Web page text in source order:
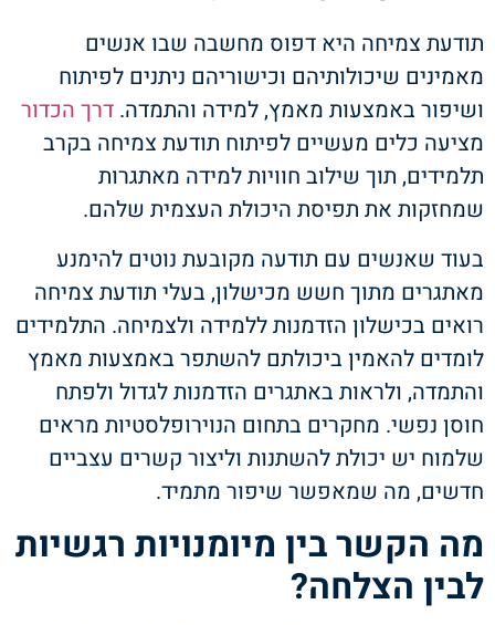
תודעת צמיחה היא דפוס מחשבה שבו אנשים
מאמינים שיכולותיהם וכישוריהם ניתנים לפיתוח
ושיפור באמצעות מאמץ, למידה והתמדה. דרך הכדור
מציעה כלים מעשיים לפיתוח תודעת צמיחה בקרב
תלמידים, תוך שילוב חוויות למידה מאתגרות
שמחזקות את תפיסת היכולת העצמית שלהם.
בעוד שאנשים עם תודעה מקובעת נוטים להימנע
מאתגרים מתוך חשש מכישלון, בעלי תודעת צמיחה
רואים בכישלון הזדמנות ללמידה ולצמיחה. התלמידים
לומדים להאמין ביכולתם להשתפר באמצעות מאמץ
והתמדה, ולראות באתגרים הזדמנות לגדול ולפתח
חוסן נפשי. מחקרים בתחום הנוירופלסטיות מראים
שלמוח יש יכולת להשתנות וליצור קשרים עצביים
חדשים, מה שמאפשר שיפור מתמיד.
מה הקשר בין מיומנויות רגשיות
לבין הצלחה?